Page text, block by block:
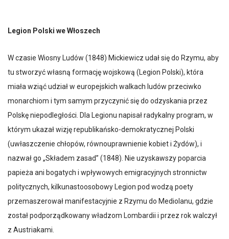
Legion Polski we Włoszech
W czasie Wiosny Ludów (1848) Mickiewicz udał się do Rzymu, aby
tu stworzyć własną formację wojskową (Legion Polski), która
miała wziąć udział w europejskich walkach ludów przeciwko
monarchiom i tym samym przyczynić się do odzyskania przez
Polskę niepodległości. Dla Legionu napisał radykalny program, w
którym ukazał wizję republikańsko-demokratycznej Polski
(uwłaszczenie chłopów, równouprawnienie kobiet i Żydów), i
nazwał go „Składem zasad” (1848). Nie uzyskawszy poparcia
papieża ani bogatych i wpływowych emigracyjnych stronnictw
politycznych, kilkunastoosobowy Legion pod wodzą poety
przemaszerował manifestacyjnie z Rzymu do Mediolanu, gdzie
został podporządkowany władzom Lombardii i przez rok walczył
z Austriakami.